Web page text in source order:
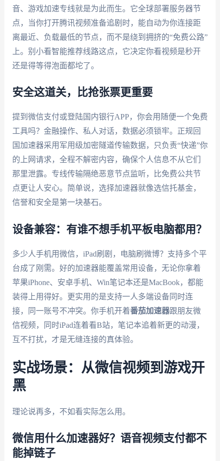
音、游戏加速专线就是为此而生。它全球部署服务器节
点，当你打开腾讯视频准备追剧时，能自动为你连接距
离最近、负载最低的节点，而不是绕到拥挤的“免费公路”
上。别小看智能推荐线路这点，它决定你看视频是秒开
还是得等得泡面都坨了。
安全这道关，比抢张票更重要
提到微信支付或登陆国内银行APP，你会用随便一个免费
工具吗？金融操作、私人对话，数据必须锁牢。正规回
国加速器采用军用级加密隧道传输数据，只负责“快递”你
的上网请求，全程不解密内容，确保个人信息不从它们
那里泄露。专线传输隔绝恶意节点监听，比免费公共节
点更让人安心。简单说，选择加速器就像选信托基金，
信誉和安全是第一块基石。
设备兼容：有谁不想手机平板电脑都用？
多少人手机用微信，iPad刷剧，电脑刷微博？支持多个平
台成了刚需。好的加速器能覆盖常用设备，无论你拿着
苹果iPhone、安卓手机、Win笔记本还是MacBook，都能
装得上用得好。更实用的是支持一人多端设备同时连
接，同一账号不冲突。你手机开着番茄加速器跟朋友微
信视频，同时iPad连着看B站，笔记本追着新更的动漫，
互不打扰，才是无缝连接的真体验。
实战场景：从微信视频到游戏开
黑
理论说再多，不如看实际怎么用。
微信用什么加速器好？语音视频支付都不
能掉链子